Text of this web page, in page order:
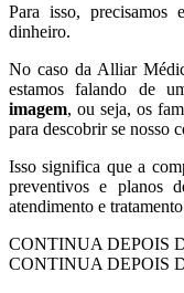
Para isso,
dinheiro.
No caso da Alliar
estamos falando de
imagem, ou seja, os
para descobrir se nosso
Isso significa que a
preventivos e planos
atendimento e
CONTINUA DEPOIS
CONTINUA DEPOIS